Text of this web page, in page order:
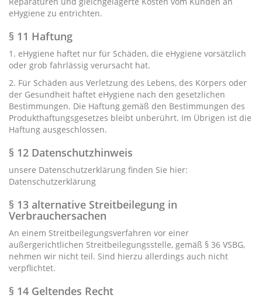
eHygiene zu entrichten.
§ 11 Haftung
1. eHygiene haftet nur für Schäden, die eHygiene vorsätzlich
oder grob fahrlässig verursacht hat.
2. Für Schäden aus Verletzung des Lebens, des Körpers oder
der Gesundheit haftet eHygiene nach den gesetzlichen
Bestimmungen. Die Haftung gemäß den Bestimmungen des
Produkthaftungsgesetzes bleibt unberührt. Im Übrigen ist die
Haftung ausgeschlossen.
§ 12 Datenschutzhinweis
unsere Datenschutzerklärung finden Sie hier:
Datenschutzerklärung
§ 13 alternative Streitbeilegung in
Verbrauchersachen
An einem Streitbeilegungsverfahren vor einer
außergerichtlichen Streitbeilegungsstelle, gemäß § 36 VSBG,
nehmen wir nicht teil. Sind hierzu allerdings auch nicht
verpflichtet.
§ 14 Geltendes Recht